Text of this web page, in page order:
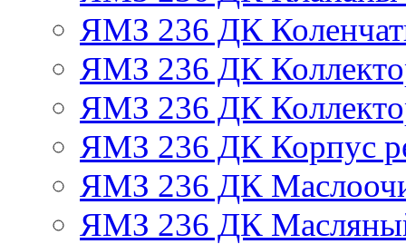
ЯМЗ 236 ДК
ЯМЗ 236 ДК
ЯМЗ 236 ДК
ЯМЗ 236 ДК Корпус
ЯМЗ 236 ДК
ЯМЗ 236 ДК